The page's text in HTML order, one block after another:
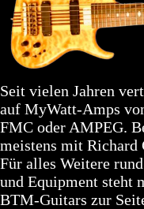
Seit vielen Jahren
auf MyWatt-Amps
FMC oder AMPEG.
meistens mit Richard
Für alles Weitere
und Equipment steht
BTM-Guitars zur